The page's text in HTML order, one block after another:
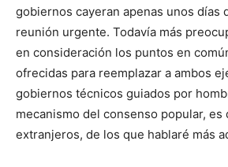
gobiernos cayeran apenas unos días
reunión urgente. Todavía más
en consideración los puntos en
ofrecidas para reemplazar a ambos
gobiernos técnicos guiados por
mecanismo del consenso popular, es
extranjeros, de los que hablaré más